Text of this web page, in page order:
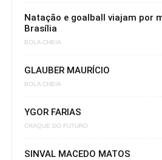
Natação e goalball viajam por
Brasília
BOLA CHEIA
GLAUBER MAURÍCIO
BOLA CHEIA
YGOR FARIAS
CRAQUE DO FUTURO
SINVAL MACEDO MATOS